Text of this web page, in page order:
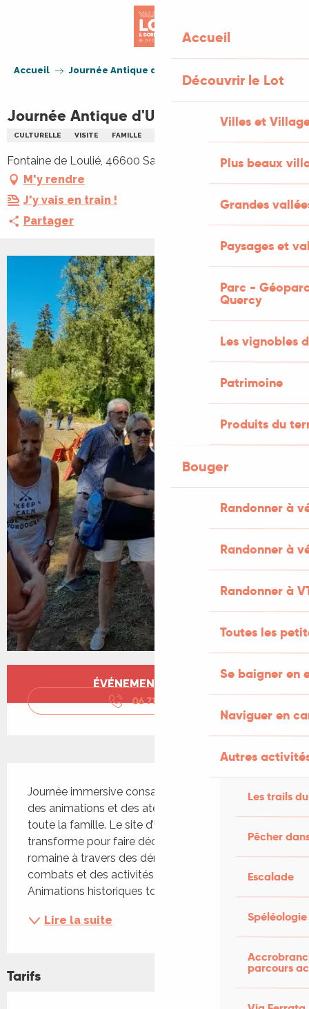
Accueil
Découvrir le Lot
Villes et
Plus beaux
Grandes
Paysages et
Parc -
Quercy
Les vignobles
Patrimoine
Produits du
Bouger
Randonner à
Randonner à
Randonner à
Toutes les
Se baigner en
Naviguer en
Autres
Les trails
Pêcher
Escalade
Spéléologie
parcours
Accueil Journée Antique d'Uxellodunum
Journée Antique d'Uxellodunum
CULTURELLE VISITE FAMILLE
Fontaine de Loulié, 46600 Saint-Denis-lès-Martel
M'y rendre
J'y vais en train !
Partager
Ouverture et coordonnées
ÉVÉNEMENT TERMINÉ
06 71 84 51
Journée immersive consacrée à l’Antiquité avec
des animations et des ateliers participatifs pour
toute la famille. Le site d’Uxellodunum se
transforme pour faire découvrir l’histoire gallo-
romaine à travers des démonstrations de
combats et des activités pédagogiques
Animations historiques toute la...
Lire la suite
Tarifs